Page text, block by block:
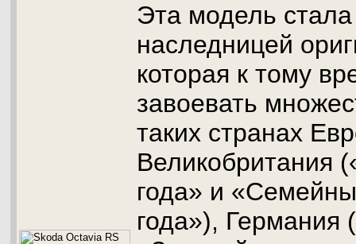
Эта модель
наследницей
которая к тому
завоевать
таких странах
Великобритания
года» и
года»), Германия